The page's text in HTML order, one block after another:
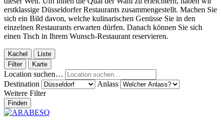
erstklassige Düsseldorfer Restaurants zusammengestellt. Machen Sie
sich ein Bild davon, welche kulinarischen Genüsse Sie in den
einzelnen Restaurants erwarten dürfen. Danach können Sie sich
einen Tisch in Ihrem Wunsch-Restaurant reservieren.
Kachel
Liste
Filter
Karte
Location suchen…
Destination
Anlass
Weitere Filter
Finden